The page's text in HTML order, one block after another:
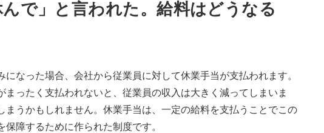
になった場合、会社から従業員に対して休業手当が支払われます。
ったく支払われないと、従業員の収入は大きく減ってしまいま
まうかもしれません。休業手当は、一定の給料を支払うことでこの
障するために作られた制度です。